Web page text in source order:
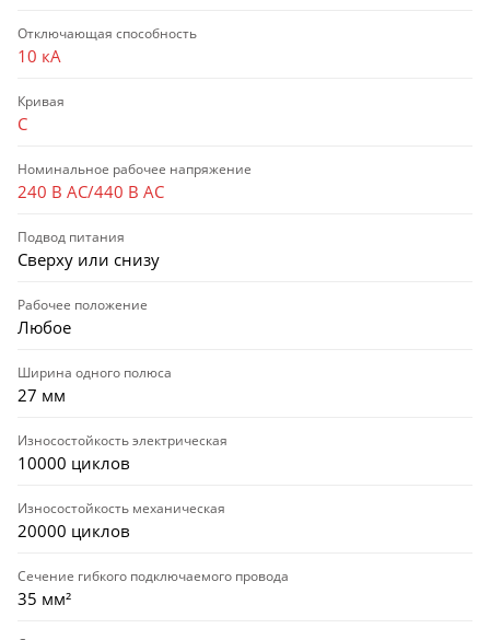
Отключающая способность
10 кА
Кривая
C
Номинальное рабочее напряжение
240 В AC/440 В AC
Подвод питания
Сверху или снизу
Рабочее положение
Любое
Ширина одного полюса
27 мм
Износостойкость электрическая
10000 циклов
Износостойкость механическая
20000 циклов
Сечение гибкого подключаемого провода
35 мм²